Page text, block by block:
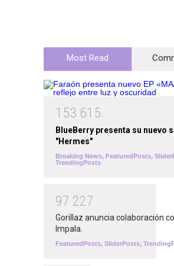
Most Read
1 53 61 5
BlueBerry presenta su nuevo
"Hermes"
Breaking News, FeaturedPosts,
TrendingPosts
97 227
Gorillaz anuncia colaboración
Impala.
FeaturedPosts, SliderPosts,